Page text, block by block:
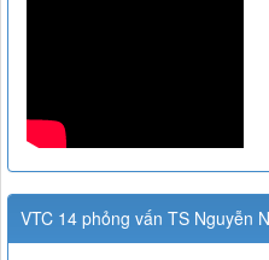
VTC 14 phỏng vấn TS Nguyễn